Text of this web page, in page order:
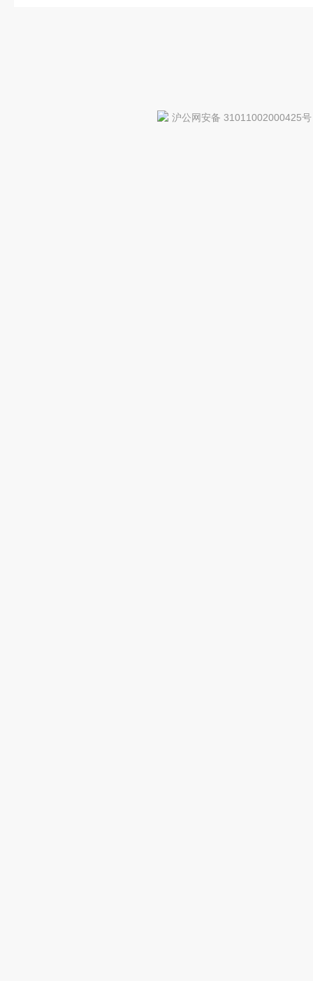
沪公网安备 31011002000425号